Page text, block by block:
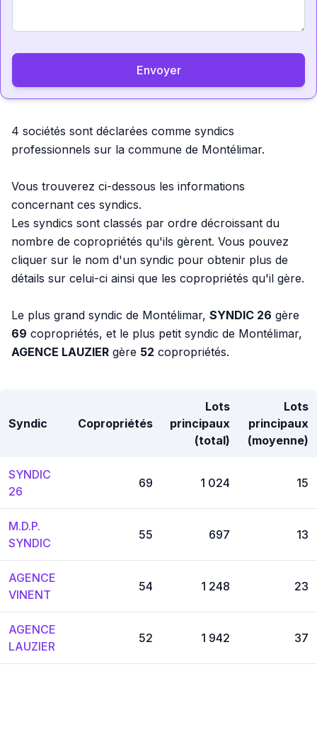
Envoyer
4 sociétés sont déclarées comme syndics
professionnels sur la commune de Montélimar.
Vous trouverez ci-dessous les informations
concernant ces syndics.
Les syndics sont classés par ordre décroissant du
nombre de copropriétés qu'ils gèrent. Vous pouvez
cliquer sur le nom d'un syndic pour obtenir plus de
détails sur celui-ci ainsi que les copropriétés qu'il gère.
Le plus grand syndic de Montélimar, SYNDIC 26 gère
69 copropriétés, et le plus petit syndic de Montélimar,
AGENCE LAUZIER gère 52 copropriétés.
Syndic Copropriétés
Lots
principaux
(total)
Lots
principaux
(moyenne)
SYNDIC
26
69 1 024 15
M.D.P.
SYNDIC
55 697 13
AGENCE
VINENT
54 1 248 23
AGENCE
LAUZIER
52 1 942 37